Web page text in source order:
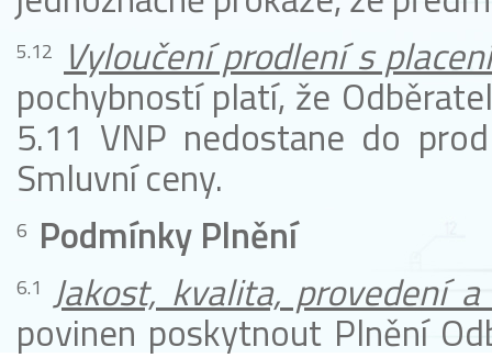
Vyloučeníprodlení s
pochybností platí, že
5.11 VNP nedostane do
Smluvní ceny.
Podmínky Plnění
Jakost, kvalita, provedení
povinen poskytnout Plnění